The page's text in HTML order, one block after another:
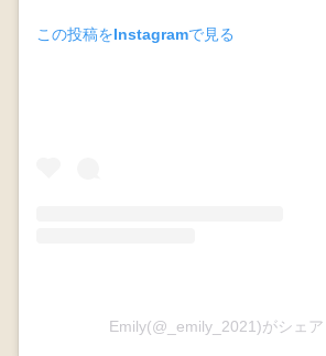
この投稿をInstagramで見る
Emily(@_emily_2021)がシェ